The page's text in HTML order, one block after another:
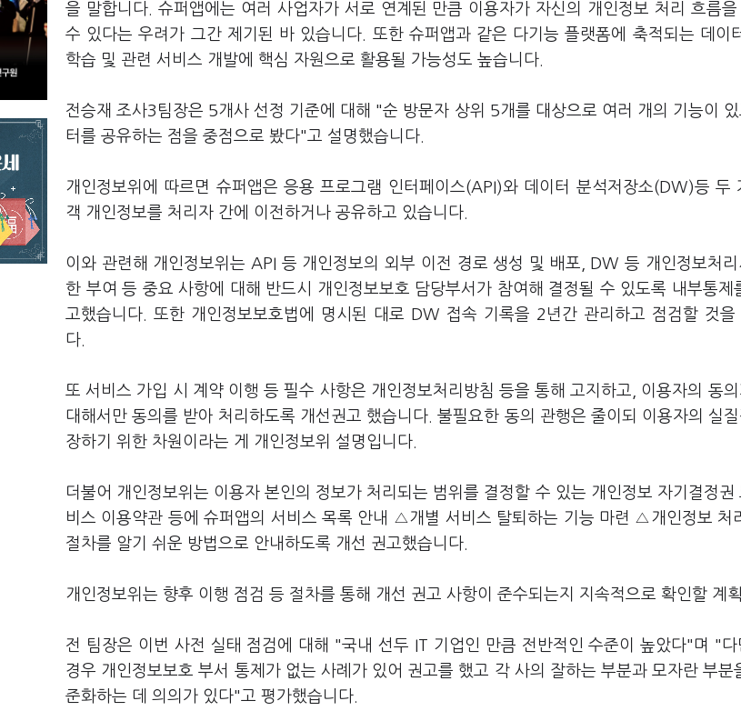
을 말합니다. 슈퍼앱에는 여러 사업자가 서로 연계된 만큼 이용자가 자신의 개인정보 처리 흐름
수 있다는 우려가 그간 제기된 바 있습니다. 또한 슈퍼앱과 같은 다기능 플랫폼에 축적되는 데이
학습 및 관련 서비스 개발에 핵심 자원으로 활용될 가능성도 높습니다.
전승재 조사3팀장은 5개사 선정 기준에 대해 "순 방문자 상위 5개를 대상으로 여러 개의 기능이 있
터를 공유하는 점을 중점으로 봤다"고 설명했습니다.
개인정보위에 따르면 슈퍼앱은 응용 프로그램 인터페이스(API)와 데이터 분석저장소(DW)등 두
객 개인정보를 처리자 간에 이전하거나 공유하고 있습니다.
이와 관련해 개인정보위는 API 등 개인정보의 외부 이전 경로 생성 및 배포, DW 등 개인정보처리
한 부여 등 중요 사항에 대해 반드시 개인정보보호 담당부서가 참여해 결정될 수 있도록 내부통제
고했습니다. 또한 개인정보보호법에 명시된 대로 DW 접속 기록을 2년간 관리하고 점검할 것을
다.
또 서비스 가입 시 계약 이행 등 필수 사항은 개인정보처리방침 등을 통해 고지하고, 이용자의 동의
대해서만 동의를 받아 처리하도록 개선권고 했습니다. 불필요한 동의 관행은 줄이되 이용자의 실
장하기 위한 차원이라는 게 개인정보위 설명입니다.
더불어 개인정보위는 이용자 본인의 정보가 처리되는 범위를 결정할 수 있는 개인정보 자기결정
비스 이용약관 등에 슈퍼앱의 서비스 목록 안내 △개별 서비스 탈퇴하는 기능 마련 △개인정보 처
절차를 알기 쉬운 방법으로 안내하도록 개선 권고했습니다.
개인정보위는 향후 이행 점검 등 절차를 통해 개선 권고 사항이 준수되는지 지속적으로 확인할 계
전 팀장은 이번 사전 실태 점검에 대해 "국내 선두 IT 기업인 만큼 전반적인 수준이 높았다"며 "다
경우 개인정보보호 부서 통제가 없는 사례가 있어 권고를 했고 각 사의 잘하는 부분과 모자란 부분
준화하는 데 의의가 있다"고 평가했습니다.